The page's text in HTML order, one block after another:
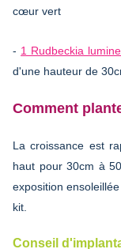
cœur vert
- 1 Rudbeckia
d'une hauteur de
Comment
La croissance est
haut pour 30cm à
exposition
kit.
Conseil